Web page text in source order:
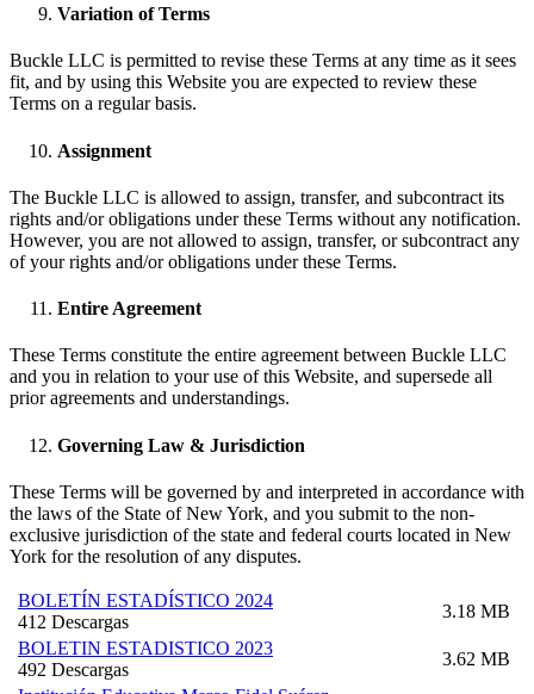
Variation of Terms
Buckle LLC is permitted to revise these Terms at any time as it sees
fit, and by using this Website you are expected to review these
Terms on a regular basis.
Assignment
The Buckle LLC is allowed to assign, transfer, and subcontract its
rights and/or obligations under these Terms without any notification.
However, you are not allowed to assign, transfer, or subcontract any
of your rights and/or obligations under these Terms.
Entire Agreement
These Terms constitute the entire agreement between Buckle LLC
and you in relation to your use of this Website, and supersede all
prior agreements and understandings.
Governing Law & Jurisdiction
These Terms will be governed by and interpreted in accordance with
the laws of the State of New York, and you submit to the non-
exclusive jurisdiction of the state and federal courts located in New
York for the resolution of any disputes.
BOLETÍN ESTADÍSTICO 2024
412 Descargas
3.18 MB
BOLETIN ESTADISTICO 2023
492 Descargas
3.62 MB